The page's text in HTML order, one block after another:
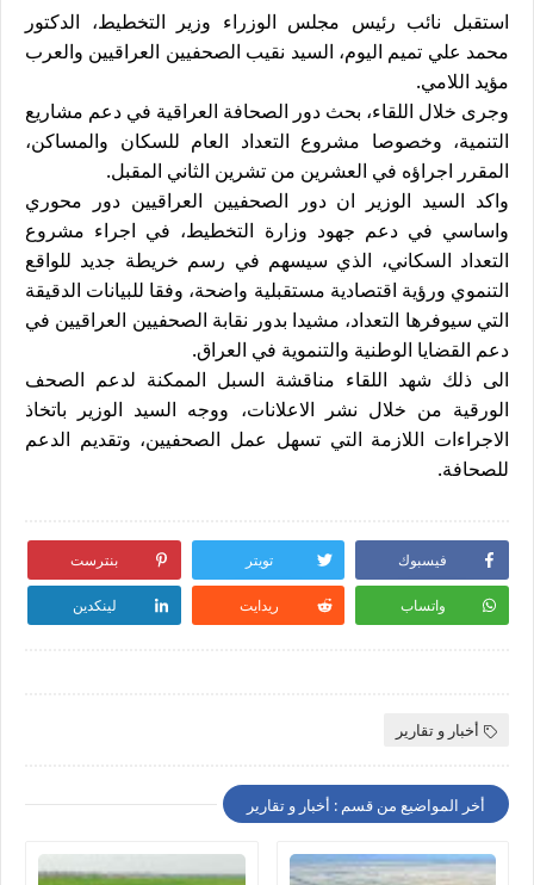
استقبل نائب رئيس مجلس الوزراء وزير التخطيط، الدكتور
محمد علي تميم اليوم، السيد نقيب الصحفيين العراقيين والعرب
مؤيد اللامي.
وجرى خلال اللقاء، بحث دور الصحافة العراقية في دعم مشاريع
التنمية، وخصوصا مشروع التعداد العام للسكان والمساكن،
المقرر اجراؤه في العشرين من تشرين الثاني المقبل.
واكد السيد الوزير ان دور الصحفيين العراقيين دور محوري
واساسي في دعم جهود وزارة التخطيط، في اجراء مشروع
التعداد السكاني، الذي سيسهم في رسم خريطة جديد للواقع
التنموي ورؤية اقتصادية مستقبلية واضحة، وفقا للبيانات الدقيقة
التي سيوفرها التعداد، مشيدا بدور نقابة الصحفيين العراقيين في
دعم القضايا الوطنية والتنموية في العراق.
الى ذلك شهد اللقاء مناقشة السبل الممكنة لدعم الصحف
الورقية من خلال نشر الاعلانات، ووجه السيد الوزير باتخاذ
الاجراءات اللازمة التي تسهل عمل الصحفيين، وتقديم الدعم
للصحافة.
فيسبوك تويتر بنترست
واتساب ريدايت لينكدين
أخبار و تقارير
أخر المواضيع من قسم : أخبار و تقارير